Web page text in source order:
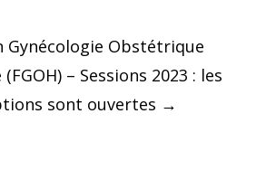
Gynécologie Obstétrique
– Sessions 2023 : les
sont ouvertes →